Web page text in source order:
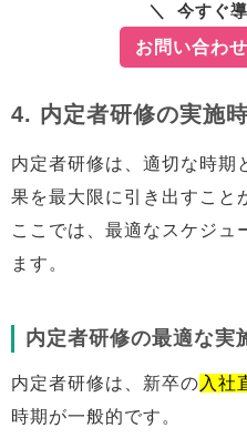
今すぐ
お問い合わ
4. 内定者研修の実施
内定者研修は、適切な時期
果を最大限に引き出すこと
ここでは、最適なスケジュ
ます。
内定者研修の最適な実
内定者研修は、新卒の 入社
時期が一般的です。